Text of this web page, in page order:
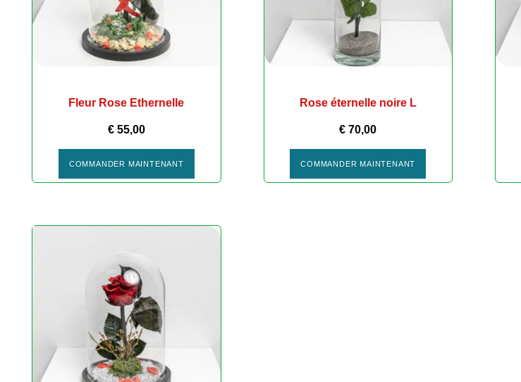
Fleur Rose Ethernelle
€55,00
COMMANDER MAINTENANT
Rose éternelle noire L
€ 70,00
COMMANDER MAINTENANT